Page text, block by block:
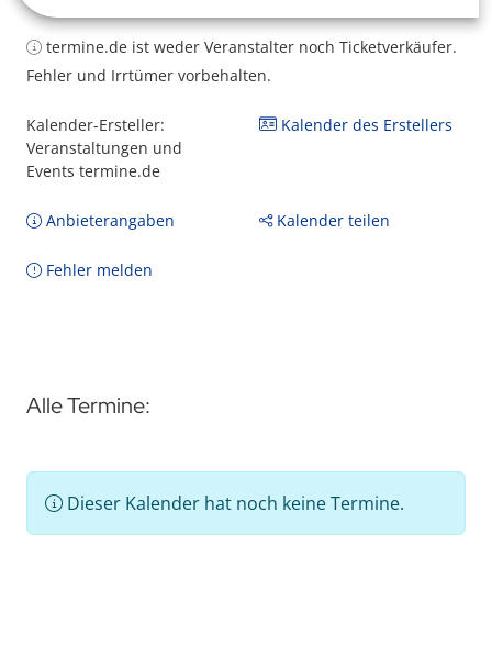
termine.de ist weder Veranstalter noch Ticketverkäufer.
Fehler und Irrtümer vorbehalten.
Kalender-Ersteller:
Veranstaltungen und
Events termine.de
Kalender des Erstellers
Anbieterangaben Kalender teilen
Fehler melden
Alle Termine:
Dieser Kalender hat noch keine Termine.